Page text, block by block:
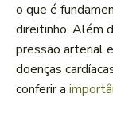
o que é
direitinho. Além
pressão arterial
doenças
conferir a